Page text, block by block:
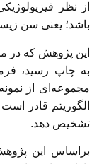
باشد؛ یعنی سن زیستی او ۵۵
به چاپ رسید،
مجموعه‌ای از
الگوریتم قادر
تشخیص دهد.
براساس این